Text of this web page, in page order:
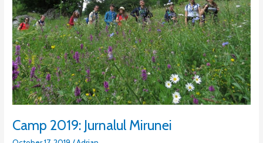
Camp 2019: Jurnalul Mirunei